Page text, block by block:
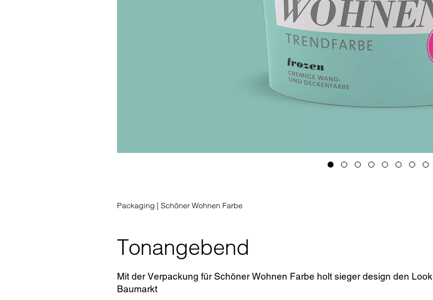
Packaging | Schöner Wohnen Farbe
Tonangebend
Mit der Verpackung für Schöner Wohnen Farbe holt sieger design den
Baumarkt